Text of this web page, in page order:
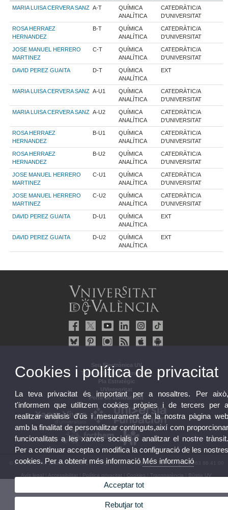
MARIA LUISA CERVERA SANZ A-T
QUÍMICA
ANALÍTICA
CATEDRÀTIC/A
D'UNIVERSITAT
ROSA HERRAEZ
HERNANDEZ
B-T
QUÍMICA
ANALÍTICA
CATEDRÀTIC/A
D'UNIVERSITAT
JOSE MANUEL HERRERO
MARTINEZ
C-T
QUÍMICA
ANALÍTICA
CATEDRÀTIC/A
D'UNIVERSITAT
DAVID PEREZ GUAITA D-T
QUÍMICA
ANALÍTICA
EXT
MARIA LUISA CERVERA SANZ A-U1
QUÍMICA
ANALÍTICA
CATEDRÀTIC/A
D'UNIVERSITAT
MARIA LUISA CERVERA SANZ A-U2
QUÍMICA
ANALÍTICA
CATEDRÀTIC/A
D'UNIVERSITAT
ROSA HERRAEZ
HERNANDEZ
B-U1
QUÍMICA
ANALÍTICA
CATEDRÀTIC/A
D'UNIVERSITAT
ROSA HERRAEZ
HERNANDEZ
B-U2
QUÍMICA
ANALÍTICA
CATEDRÀTIC/A
D'UNIVERSITAT
JOSE MANUEL HERRERO
MARTINEZ
C-U1
QUÍMICA
ANALÍTICA
CATEDRÀTIC/A
D'UNIVERSITAT
JOSE MANUEL HERRERO
MARTINEZ
C-U2
QUÍMICA
ANALÍTICA
CATEDRÀTIC/A
D'UNIVERSITAT
DAVID PEREZ GUAITA D-U1
QUÍMICA
ANALÍTICA
EXT
DAVID PEREZ GUAITA D-U2
QUÍMICA
ANALÍTICA
EXT
Seu Electrònica UV
Tauler oficial d'anuncis UV
Pla Estratègic
UVintegritat
Perfil de contractant
© 2026 UV. - Av. Blasco Ibáñez, 13. 46010 València. Espanya. Tel. UV: (+34) 963 86 41 00
Avís legal Accessibilitat Política privacitat Cookies Transparència Bústia UV
Cookies i política de privacitat
La teva privacitat és important per a nosaltres. Per
t'informem que utilitzem cookies pròpies i de tercers per
realitzar anàlisis d'ús i mesurament de la nostra pàgina
amb la finalitat de personalitzar continguts,així com
funcionalitats a les xarxes socials o analitzar el nostre
Per a continuar accepta o modifica la configuració de les
cookies. Per a obtenir més informació Més informació
Acceptar tot
Rebutjar tot